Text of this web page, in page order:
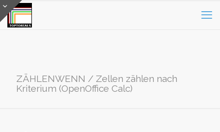
ZÄHLENWENN / Zellen zählen nach
Kriterium (OpenOffice Calc)